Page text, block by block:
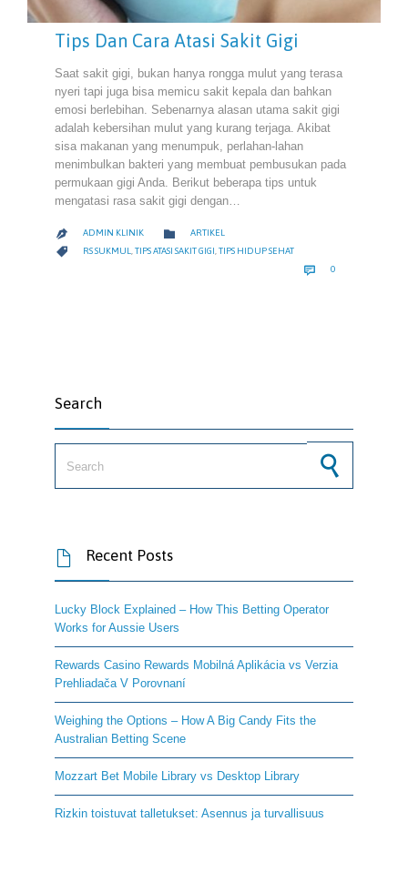
Tips Dan Cara Atasi Sakit Gigi
Saat sakit gigi, bukan hanya rongga mulut yang terasa
nyeri tapi juga bisa memicu sakit kepala dan bahkan
emosi berlebihan. Sebenarnya alasan utama sakit gigi
adalah kebersihan mulut yang kurang terjaga. Akibat
sisa makanan yang menumpuk, perlahan-lahan
menimbulkan bakteri yang membuat pembusukan pada
permukaan gigi Anda. Berikut beberapa tips untuk
mengatasi rasa sakit gigi dengan…
 ADMIN KLINIK  CATEGORY
ARTIKEL
 CATEGORY
RS SUKMUL,TIPS ATASI SAKIT GIGI ,TIPS HIDUP SEHAT
 0COMMENTS
Search
 Recent Posts
Lucky Block Explained – How This Betting Operator
Works for Aussie Users
Rewards Casino Rewards Mobilná Aplikácia vs Verzia
Prehliadača V Porovnaní
Weighing the Options – How A Big Candy Fits the
Australian Betting Scene
Mozzart Bet Mobile Library vs Desktop Library
Rizkin toistuvat talletukset: Asennus ja turvallisuus